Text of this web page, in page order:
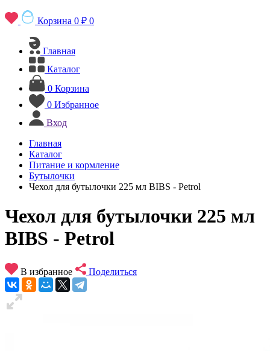
Корзина 0 ₽ 0
Главная
Каталог
0 Корзина
0 Избранное
Вход
Главная
Каталог
Питание и кормление
Бутылочки
Чехол для бутылочки 225 мл BIBS - Petrol
Чехол для бутылочки 225 мл
BIBS - Petrol
В избранное Поделиться